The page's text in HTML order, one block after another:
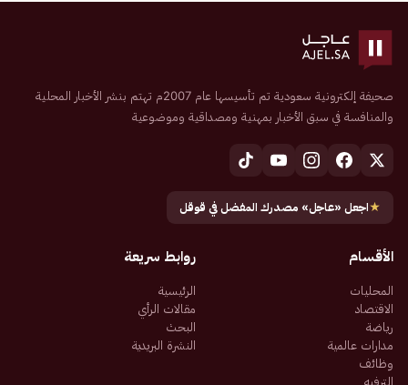
صحيفة إلكترونية سعودية تم تأسيسها عام 2007م تهتم بنشر الأخبار المحلية
والمنافسة في سبق الأخبار بمهنية ومصداقية وموضوعية
★اجعل «عاجل» مصدرك المفضل في قوقل
الأقسام
المحليات
الاقتصاد
رياضة
مدارات عالمية
وظائف
الترفيه
روابط سريعة
الرئيسية
مقالات الرأي
البحث
النشرة البريدية